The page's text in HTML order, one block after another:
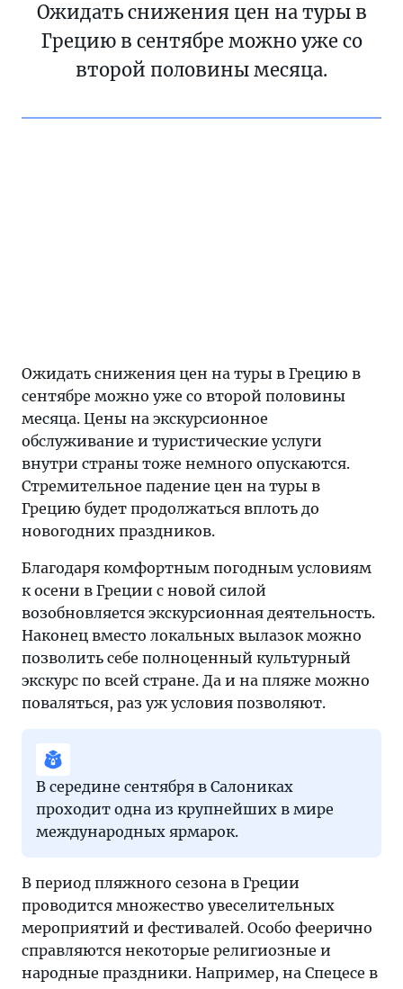
Ожидать снижения цен на туры в
Грецию в сентябре можно уже со
второй половины месяца.
Ожидать снижения цен на туры в Грецию в
сентябре можно уже со второй половины
месяца. Цены на экскурсионное
обслуживание и туристические услуги
внутри страны тоже немного опускаются.
Стремительное падение цен на туры в
Грецию будет продолжаться вплоть до
новогодних праздников.
Благодаря комфортным погодным условиям
к осени в Греции с новой силой
возобновляется экскурсионная деятельность.
Наконец вместо локальных вылазок можно
позволить себе полноценный культурный
экскурс по всей стране. Да и на пляже можно
поваляться, раз уж условия позволяют.
В середине сентября в Салониках
проходит одна из крупнейших в мире
международных ярмарок.
В период пляжного сезона в Греции
проводится множество увеселительных
мероприятий и фестивалей. Особо феерично
справляются некоторые религиозные и
народные праздники. Например, на Спецесе в